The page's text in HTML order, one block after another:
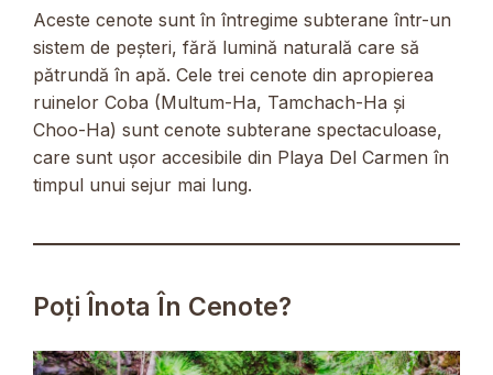
Aceste cenote sunt în întregime subterane într-un
sistem de peșteri, fără lumină naturală care să
pătrundă în apă. Cele trei cenote din apropierea
ruinelor Coba (Multum-Ha, Tamchach-Ha și
Choo-Ha) sunt cenote subterane spectaculoase,
care sunt ușor accesibile din Playa Del Carmen în
timpul unui sejur mai lung.
Poți Înota În Cenote?